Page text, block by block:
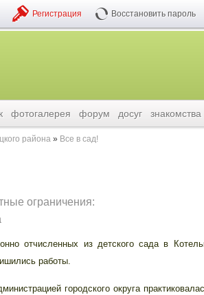
Регистрация Восстановить пароль
фотогалерея форум досуг знакомства
района Все в сад!
ограничения:
отчисленных из детского сада в
работы.
городского округа